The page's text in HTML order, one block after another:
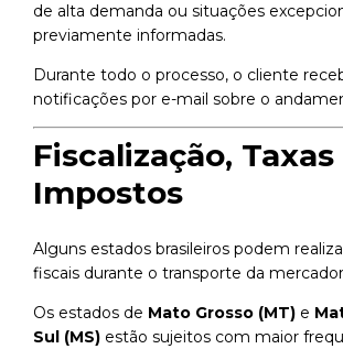
de alta demanda ou situações
previamente informadas.
Durante todo o processo, o cliente
notificações por e-mail sobre o
Fiscalização, Taxas
Impostos
Alguns estados brasileiros podem
fiscais durante o transporte da
Os estados de Mato Grosso (MT) e
Sul (MS) estão sujeitos com maior